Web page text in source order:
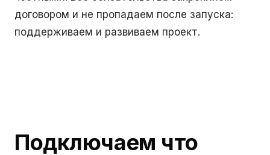
договором и не пропадаем после запуска:
поддерживаем и развиваем проект.
Подключаем что